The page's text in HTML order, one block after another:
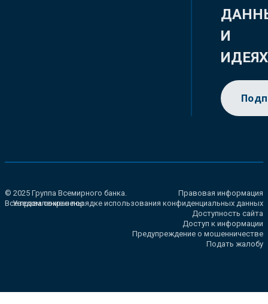
И
ИДЕЯХ
© 2025 Группа Всемирного банка.
Все права сохранены.
Правовая информация
Уведомление о порядке использования конфиденциальных данных
Доступность сайта
Доступ к информации
Предупреждение о мошенничестве
Подать жалобу